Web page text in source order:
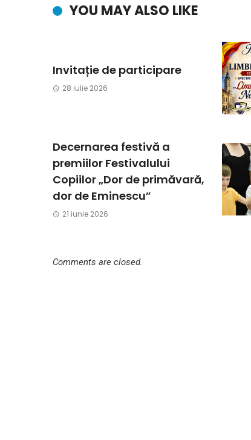
YOU MAY ALSO LIKE
Invitație de participare
28 iulie 2026
Decernarea festivă a
premiilor Festivalului
Copiilor „Dor de primăvară,
dor de Eminescu”
21 iunie 2026
Comments are closed.